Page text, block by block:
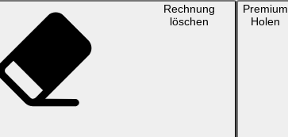
Rechnung
löschen
Premium
Holen